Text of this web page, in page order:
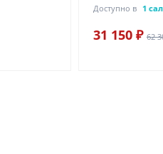
Доступно в 1
31 150 ₽ 62